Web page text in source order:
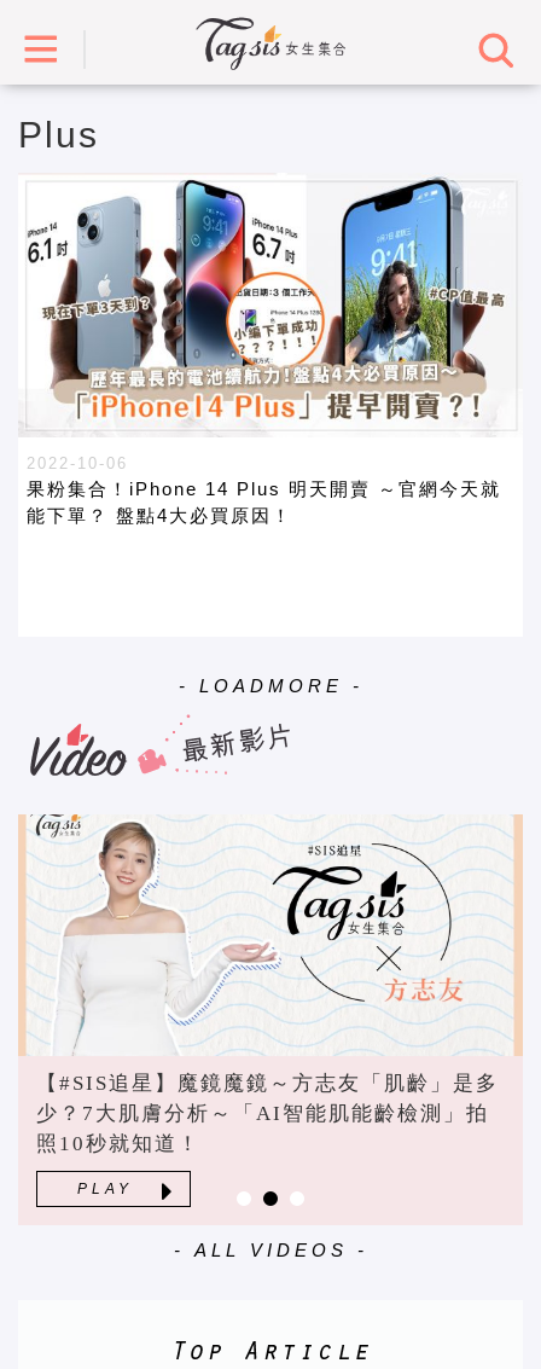
Plus
2022-10-06
果粉集合！iPhone 14 Plus 明天開賣 ～官網今天就
能下單？ 盤點4大必買原因！
- LOADMORE -
【#SIS追星】魔鏡魔鏡～方志友「肌齡」是多
少？7大肌膚分析～「AI智能肌能齡檢測」拍
照10秒就知道！
PLAY
- ALL VIDEOS -